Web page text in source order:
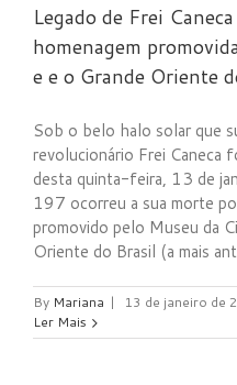
Legado de Frei
homenagem
e e o Grande Oriente
Sob o belo halo solar que
revolucionário Frei Caneca
desta quinta-feira, 13 de
197 ocorreu a sua morte
promovido pelo Museu da
Oriente do Brasil (a mais
By Mariana | 13 de janeiro de
Ler Mais